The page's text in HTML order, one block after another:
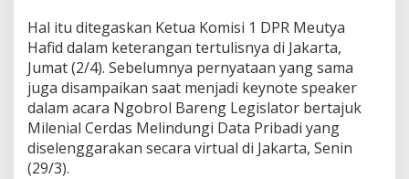
P
Hal itu ditegaskan Ketua Komisi 1 DPR Meutya
Hafid dalam keterangan tertulisnya di Jakarta,
Jumat (2/4). Sebelumnya pernyataan yang sama
juga disampaikan saat menjadi keynote speaker
dalam acara Ngobrol Bareng Legislator bertajuk
Milenial Cerdas Melindungi Data Pribadi yang
diselenggarakan secara virtual di Jakarta, Senin
(29/3).